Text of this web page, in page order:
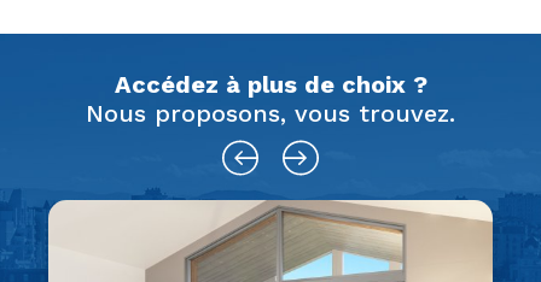
Accédez à plus de choix ?
Nous proposons, vous trouvez.